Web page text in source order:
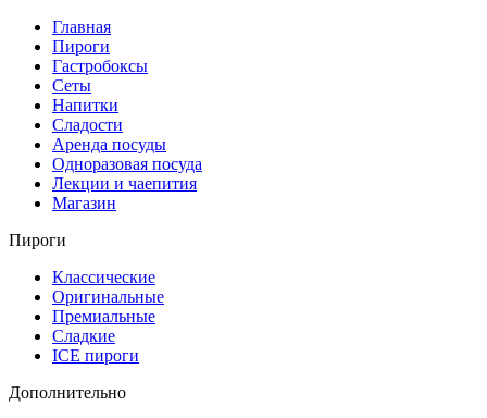
Главная
Пироги
Гастробоксы
Сеты
Напитки
Сладости
Аренда посуды
Одноразовая посуда
Лекции и чаепития
Магазин
Пироги
Классические
Оригинальные
Премиальные
Сладкие
ICE пироги
Дополнительно